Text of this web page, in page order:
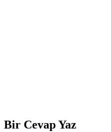
Bir Cevap Yaz